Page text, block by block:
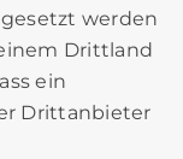
werden
Drittland
ein
Drittanbieter